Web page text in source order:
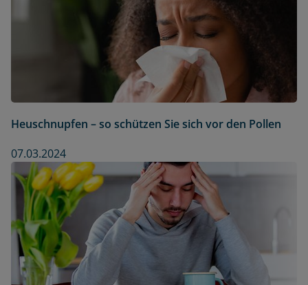
Heuschnupfen – so schützen Sie sich vor den Pollen
07.03.2024